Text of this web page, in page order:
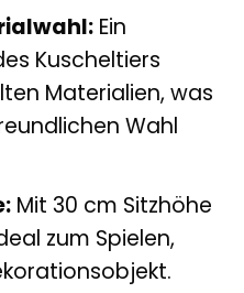
Ein
Kuscheltiers
Materialien, was
Wahl
Mit 30 cm Sitzhöhe
zum Spielen,